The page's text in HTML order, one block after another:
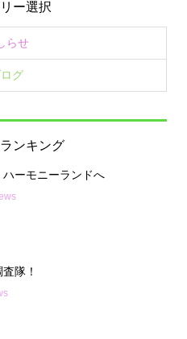
ー選択
らせ
グ
ンキング
ーモニーランドへ
隊！